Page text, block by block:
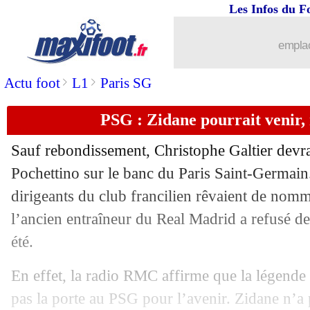
Actu foot> L1 > Paris SG
Les Infos du
PSG : Zidane pourrait venir,
Sauf rebondissement, Christophe Galtier
Pochettino sur le banc du Paris Saint-
dirigeants du club francilien rêvaient de
l’ancien entraîneur du Real Madrid a refusé
été.
En effet, la radio RMC affirme que la
pas la porte au PSG pour l’avenir. Zidane
Sassuolo : Lopez s'interroge sur son
19/06 Bayern: au tour de Laimer ?
19/06 Ajax: Haller se rapproche de
19/06 Man City : Sterling vers Chelsea ?
19/06 Naples: la Juve bloquée pour
19/06
Man Utd : un refus d'Eriksen ?